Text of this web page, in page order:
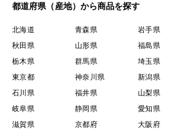
都道府県（産地）から商品を探す
北海道 青森県 岩手県
秋田県
山形県 福島県
栃木県
群馬県 埼玉県
東京都
神奈川県 新潟県
石川県
福井県 山梨県
岐阜県
静岡県 愛知県
滋賀県
京都府 大阪府